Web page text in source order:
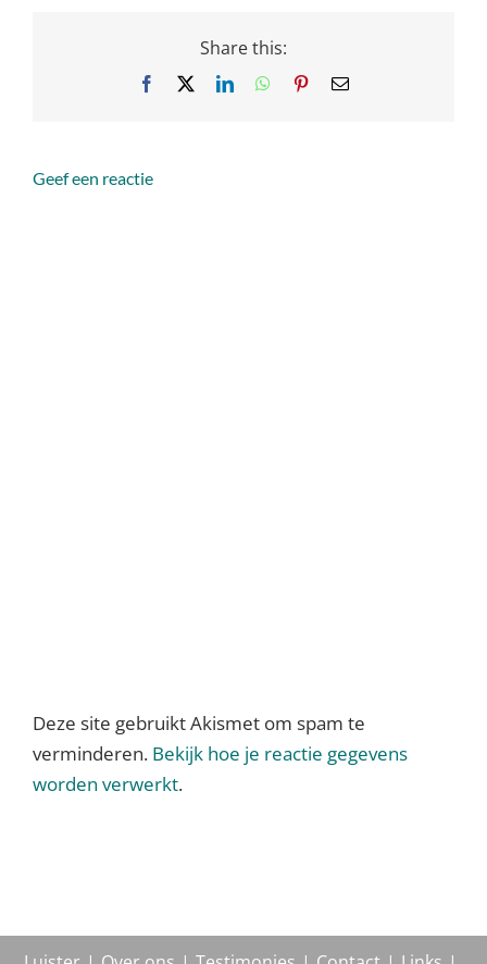
Share this:
Facebook LinkedInWhatsApp
PinterestEmail
Geef een reactie
Deze site gebruikt Akismet om spam te
verminderen. Bekijk hoe je reactie gegevens
worden verwerkt.